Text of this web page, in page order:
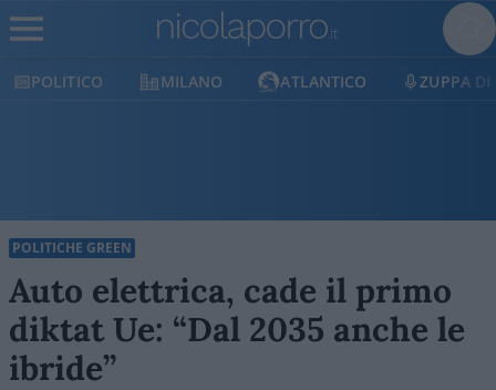
MILANO ATLANTICO ZUPPA DI PORRO
POLITICHE GREEN
Auto elettrica, cade il primo
diktat Ue: “Dal 2035 anche le
ibride”